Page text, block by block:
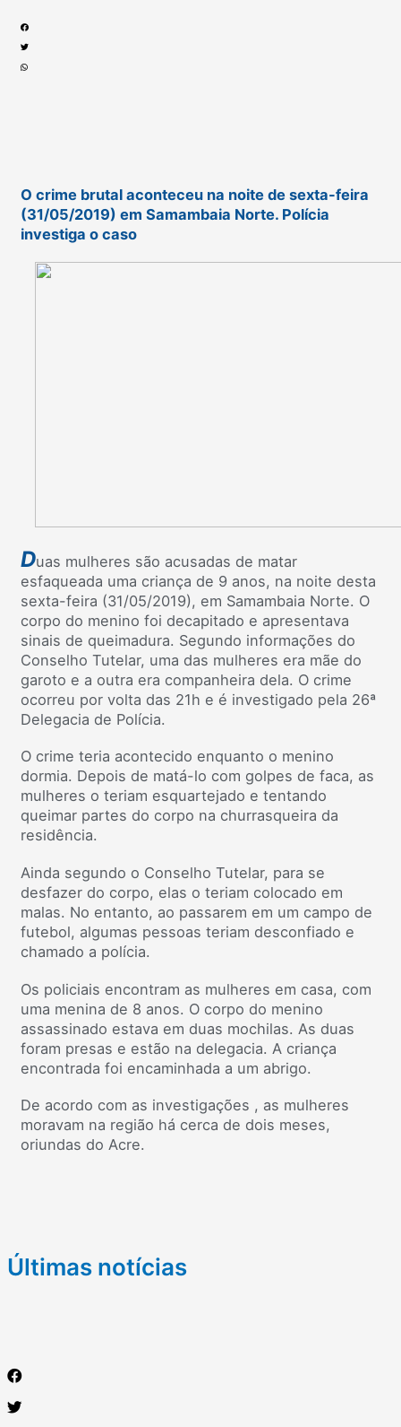
O crime brutal aconteceu na noite de sexta-feira
(31/05/2019) em Samambaia Norte. Polícia
investiga o caso
Duas mulheres são acusadas de matar
esfaqueada uma criança de 9 anos, na noite desta
sexta-feira (31/05/2019), em Samambaia Norte. O
corpo do menino foi decapitado e apresentava
sinais de queimadura. Segundo informações do
Conselho Tutelar, uma das mulheres era mãe do
garoto e a outra era companheira dela. O crime
ocorreu por volta das 21h e é investigado pela 26ª
Delegacia de Polícia.
O crime teria acontecido enquanto o menino
dormia. Depois de matá-lo com golpes de faca, as
mulheres o teriam esquartejado e tentando
queimar partes do corpo na churrasqueira da
residência.
Ainda segundo o Conselho Tutelar, para se
desfazer do corpo, elas o teriam colocado em
malas. No entanto, ao passarem em um campo de
futebol, algumas pessoas teriam desconfiado e
chamado a polícia.
Os policiais encontram as mulheres em casa, com
uma menina de 8 anos. O corpo do menino
assassinado estava em duas mochilas. As duas
foram presas e estão na delegacia. A criança
encontrada foi encaminhada a um abrigo.
De acordo com as investigações , as mulheres
moravam na região há cerca de dois meses,
oriundas do Acre.
Últimas notícias